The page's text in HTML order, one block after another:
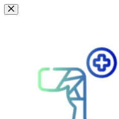
Przejdź
do